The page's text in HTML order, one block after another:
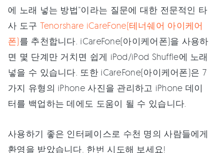
에 노래 넣는 방법"이라는 질문에 대한 전문적인 타
사 도구 Tenorshare iCareFone(테너쉐어 아이케어
폰)를 추천합니다. iCareFone(아이케어폰)을 사용하
면 몇 단계만 거치면 쉽게 iPod/iPod Shuffle에 노래
넣을 수 있습니다. 또한 iCareFone(아이케어폰)은 7
가지 유형의 iPhone 사진을 관리하고 iPhone 데이
터를 백업하는 데에도 도움이 될 수 있습니다.
사용하기 좋은 인터페이스로 수천 명의 사람들에게
환영을 받았습니다. 한번 시도해 보세요!